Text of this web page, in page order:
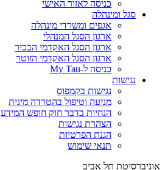
כניסה לאזור האישי
סגל ומינהלה
אגפים ומשרדי מינהלה
ארגון הסגל המנהלי
ארגון הסגל האקדמי הבכיר
ארגון הסגל האקדמי הזוטר
כניסה ל-My Tau
נגישות
נגישות בקמפוס
מניעה וטיפול בהטרדה מינית
הנחיות בדבר חוק חופש המידע
הצהרת נגישות
הגנת הפרטיות
תנאי שימוש
אוניברסיטת תל אביב